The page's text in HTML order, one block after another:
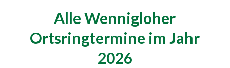
Alle Wennigloher
Ortsringtermine im Jahr
2026